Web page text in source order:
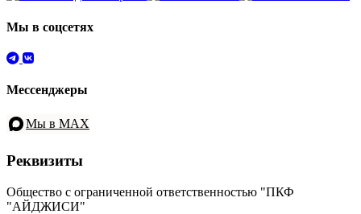
Мы в соцсетях
Мессенджеры
Мы в MAX
Реквизиты
Общество с ограниченной ответственностью "ПКФ
"АЙДЖИСИ"